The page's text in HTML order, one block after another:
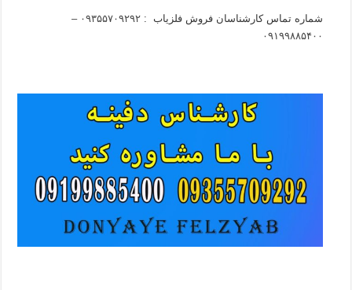
شماره تماس کارشناسان فروش فلزیاب :
۰۹۳۵۵۷۰۹۲۹۲ –
۰۹۱۹۹۸۸۵۴۰۰